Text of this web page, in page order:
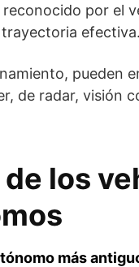
por el
efectiva.
pueden
de radar, visión
los
más